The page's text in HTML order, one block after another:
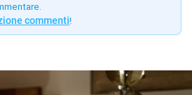
commenti!